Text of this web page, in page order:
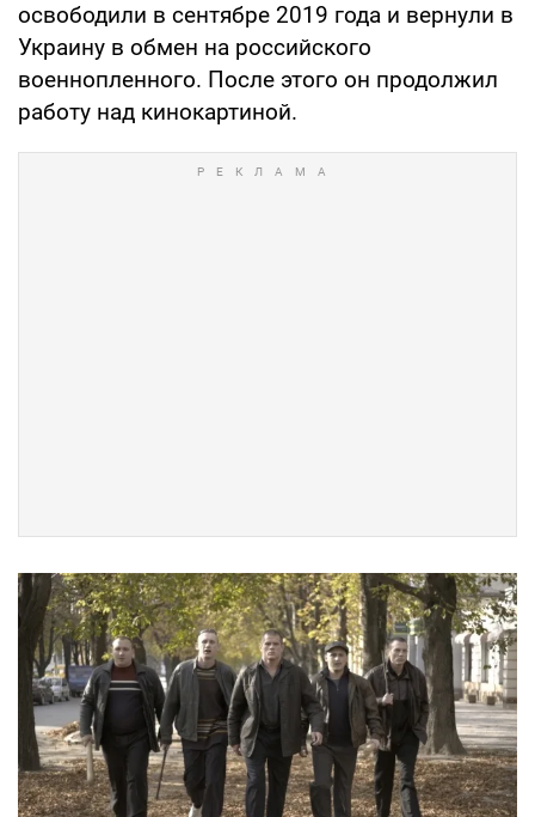
освободили в сентябре 2019 года и вернули в
Украину в обмен на российского
военнопленного. После этого он продолжил
работу над кинокартиной.